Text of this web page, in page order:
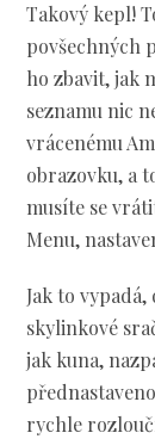
Takový kepl!
povšechných
ho zbavit, jak
seznamu nic
vrácenému
obrazovku, a
musíte se
Menu,
Jak to
skylinkové
jak kuna,
rychle